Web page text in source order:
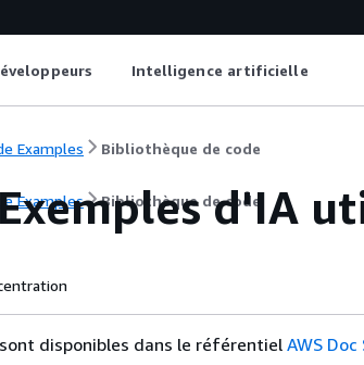
Intelligence artificielle
Examples Bibliothèque de code
Examples Bibliothèque de coded'IA
disponibles dans le référentiel AWS Doc